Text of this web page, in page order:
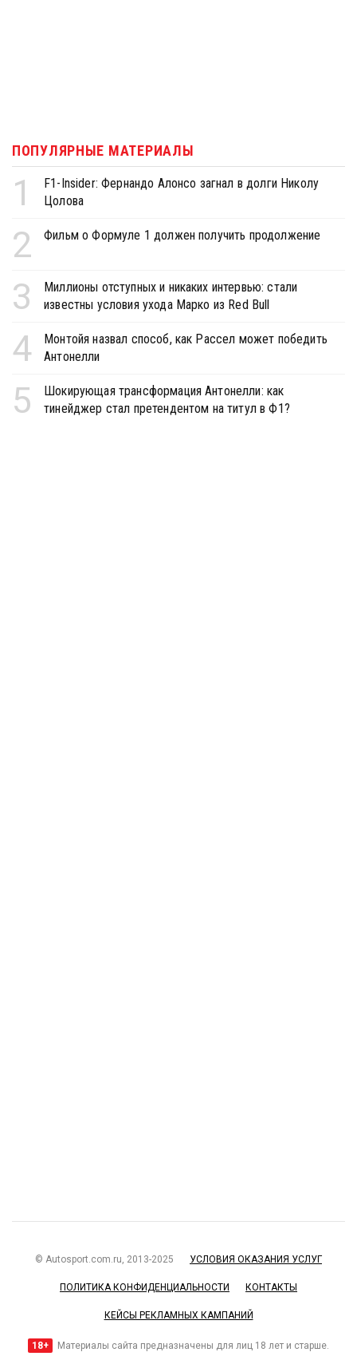
ПОПУЛЯРНЫЕ МАТЕРИАЛЫ
1
F1-Insider: Фернандо Алонсо загнал в долги Николу
Цолова
2 Фильм о Формуле 1 должен получить продолжение
3
Миллионы отступных и никаких интервью: стали
известны условия ухода Марко из Red Bull
4
Монтойя назвал способ, как Рассел может победить
Антонелли
5
Шокирующая трансформация Антонелли: как
тинейджер стал претендентом на титул в Ф1?
© Autosport.com.ru, 2013-2025 УСЛОВИЯ ОКАЗАНИЯ УСЛУГ
ПОЛИТИКА КОНФИДЕНЦИАЛЬНОСТИ КОНТАКТЫ
КЕЙСЫ РЕКЛАМНЫХ КАМПАНИЙ
18+
Материалы сайта предназначены для лиц 18 лет и старше.